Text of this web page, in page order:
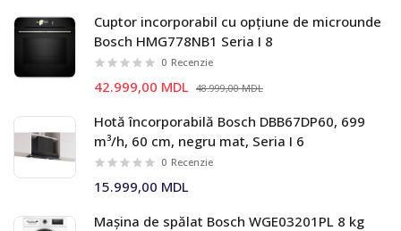
Cuptor incorporabil cu opțiune de microunde
Bosch HMG778NB1 Seria I 8
0 Recenzie
42.999,00 MDL 48.999,00 MDL
Hotă încorporabilă Bosch DBB67DP60, 699
m³/h, 60 cm, negru mat, Seria I 6
0 Recenzie
15.999,00 MDL
Mașina de spălat Bosch WGE03201PL 8 kg